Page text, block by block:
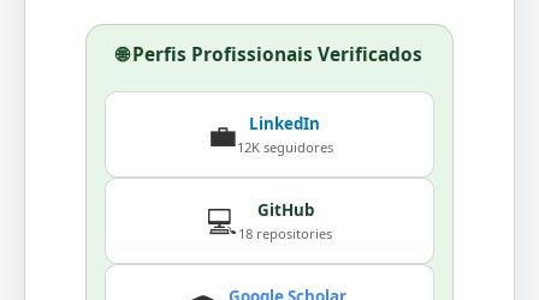
🌐 Perfis Profissionais Verificados
💼 LinkedIn
12K seguidores
💻 GitHub
18 repositories